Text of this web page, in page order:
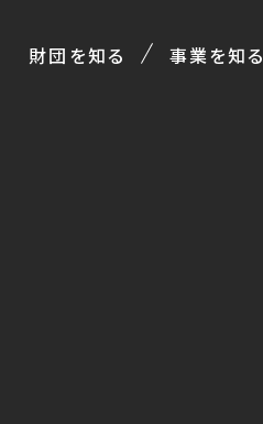
財団を知る 事業を知る